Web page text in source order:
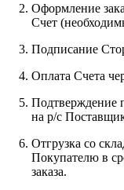
Оформление
Счет
Подписание
Оплата Счета
Подтверждение
на р/с
Отгрузка со
Покупателю в
заказа.